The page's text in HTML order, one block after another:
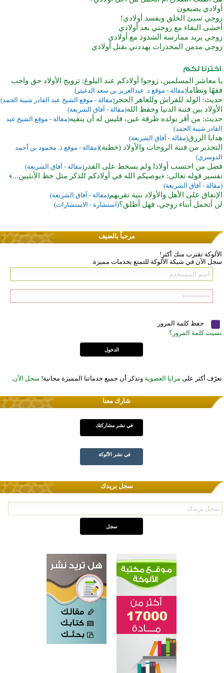
أولادي يضيعون
زوجي سيئ الخلق ويفسد أولادي!
أخشى البقاء مع زوجتي بعد أولادي
زوجي يريد ممارسة الشذوذ مع أولادي
زوجي مدمن المخدرات يهددني بقتل أولادي
يا معاشر المسلمين، زوجوا أولادكم عند البلوغ: تزويج الأولاد حق واجب
فقهًا ونظاما(مقالة - موقع د. عبدالعزيز بن سعد الدغيثر)
حديث: الولد للفراش وللعاهر الحجر (مقالة - موقع الشيخ عبد القادر شيبة الحمد)
الأولاد بين فتنة الدنيا وحفظ الله(مقالة - آفاق الشريعة)
حديث: من أقر بولده طرفة عين، فليس له أن ينفيه(مقالة - موقع الشيخ عبد
القادر شيبة الحمد)
هدايا الرزق(مقالة - آفاق الشريعة)
التحذير من فتنة الزوجات والأولاد (خطبة)(مقالة - موقع د. محمود بن أحمد
الدوسري)
فضل من احتسب أولادا ولم يسخط على القدر (مقالة - آفاق الشريعة)
تفسير قوله تعالى: ﴿يوصيكم الله في أولادكم للذكر مثل حظ الأنثيين...﴾
(مقالة - آفاق الشريعة)
الإنفاق على الأهل والأولاد بنية تقربهم(مقالة - آفاق الشريعة)
لن أتحمل أبناء زوجي، فهل أطلق؟(استشارة - الاستشارات)
مرحباً بالضيف
الألوكة تقترب منك أكثر!
سجل الآن في شبكة الألوكة للتمتع بخدمات مميزة.
حفظ كلمة المرور
نسيت كلمة المرور؟
تعرّف أكثر على مزايا العضوية وتذكر أن جميع خدماتنا المميزة مجانية! سجل الآن.
شارك معنا
في نشر مشاركتك
في نشر الألوكة
سجل بريدك